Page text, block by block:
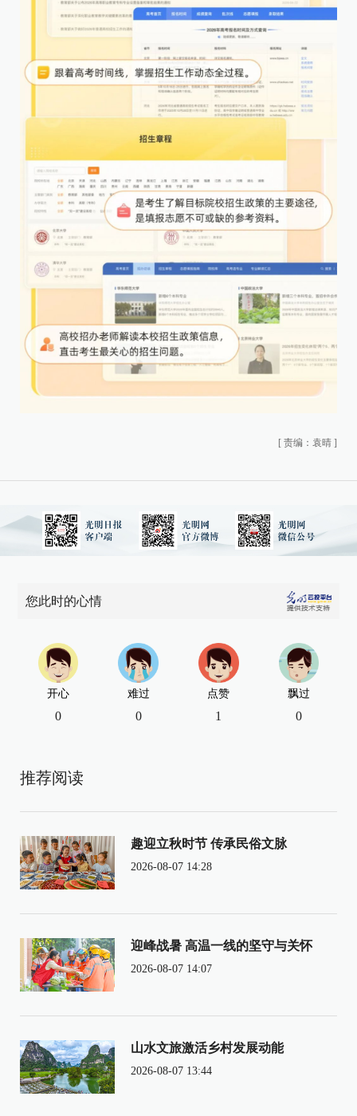
[ 责编：袁晴 ]
您此时的心情
开心
0
难过
0
点赞
1
飘过
0
推荐阅读
趣迎立秋时节 传承民俗文脉
2026-08-07 14:28
迎峰战暑 高温一线的坚守与关怀
2026-08-07 14:07
山水文旅激活乡村发展动能
2026-08-07 13:44